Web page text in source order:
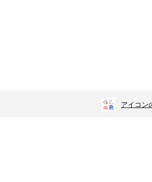
アイコン